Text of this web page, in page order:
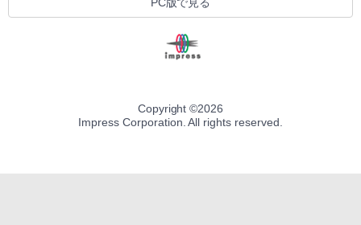
Copyright ©2026
Impress Corporation. All rights reserved.